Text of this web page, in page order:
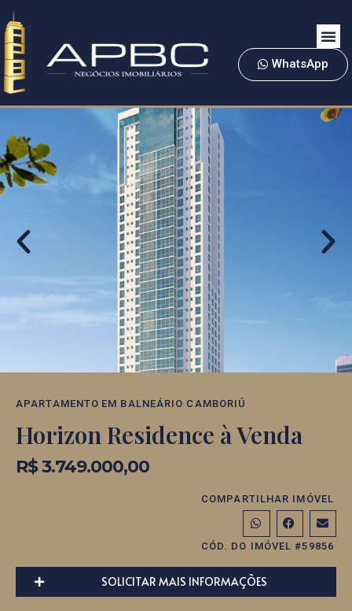
WhatsApp
APARTAMENTO EM BALNEÁRIO CAMBORIÚ
Horizon Residence à Venda
R$ 3.749.000,00
COMPARTILHAR IMÓVEL
CÓD. DO IMÓVEL #59856
SOLICITAR MAIS INFORMAÇÕES